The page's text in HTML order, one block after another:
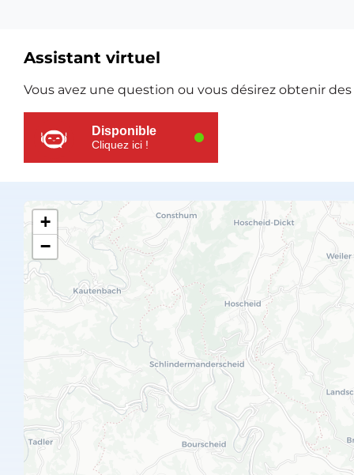
Ressources
supplémentaires
Assistant virtuel
Vous avez une question ou vous désirez obtenir
Disponible
Cliquez ici !
+
−